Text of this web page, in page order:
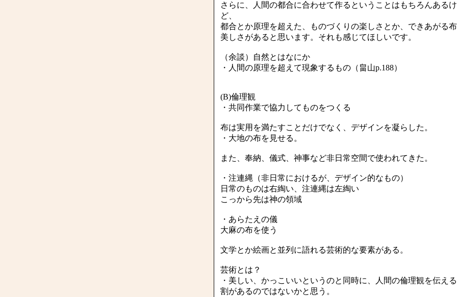
さらに、人間の都合に合わせて作るということはもちろんあるけ
ど、
都合とか原理を超えた、ものづくりの楽しさとか、できあがる
美しさがあると思います。それも感じてほしいです。
（余談）自然とはなにか
・人間の原理を超えて現象するもの（畠山p.188）
(B)倫理観
・共同作業で協力してものをつくる
布は実用を満たすことだけでなく、デザインを凝らした。
・大地の布を見せる。
また、奉納、儀式、神事など非日常空間で使われてきた。
・注連縄（非日常におけるが、デザイン的なもの）
日常のものは右綯い、注連縄は左綯い
こっから先は神の領域
・あらたえの儀
大麻の布を使う
文学とか絵画と並列に語れる芸術的な要素がある。
芸術とは？
・美しい、かっこいいというのと同時に、人間の倫理観を伝え
割があるのではないかと思う。